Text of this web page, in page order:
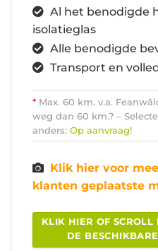
Al het benodigde
isolatieglas
Alle benodigde
Transport en
* Max. 60 km. v.a.
weg dan 60 km.? –
anders: Op aanvraag!
Klik hier voor
klanten geplaatste
KLIK HIER OF
DE